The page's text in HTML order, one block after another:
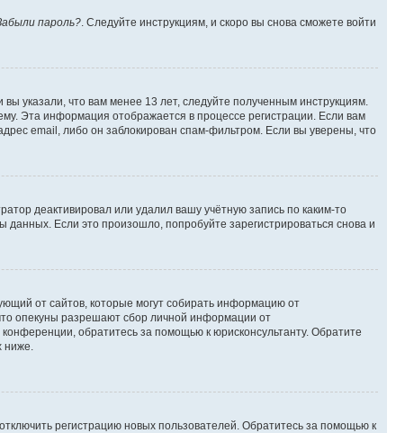
пароль? . Следуйте инструкциям, и скоро вы снова сможете войти
указали, что вам менее 13 лет, следуйте полученным инструкциям.
Эта информация отображается в процессе регистрации. Если вам
email, либо он заблокирован спам-фильтром. Если вы уверены, что
деактивировал или удалил вашу учётную запись по каким-то
Если это произошло, попробуйте зарегистрироваться снова и
от сайтов, которые могут собирать информацию от
опекуны разрешают сбор личной информации от
обратитесь за помощью к юрисконсультанту. Обратите
регистрацию новых пользователей. Обратитесь за помощью к